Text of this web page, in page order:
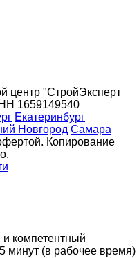
центр "СтройЭксперт
1659149540
Екатеринбург
Новгород Самара
Копирование
компетентный
минут (в рабочее время)